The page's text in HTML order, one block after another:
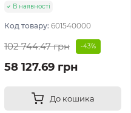
В наявності
Код товару: 601540000
102 744.47 грн -43%
58 127.69 грн
До кошика